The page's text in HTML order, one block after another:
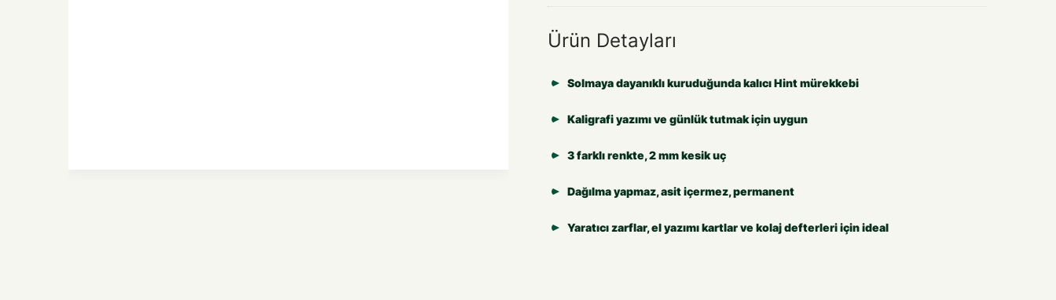
Ürün Detayları
Solmaya dayanıklı kuruduğunda kalıcı Hint mürekkebi
Kaligrafi yazımı ve günlük tutmak için uygun
3 farklı renkte, 2 mm kesik uç
Dağılma yapmaz, asit içermez, permanent
Yaratıcı zarflar, el yazımı kartlar ve kolaj defterleri için ideal